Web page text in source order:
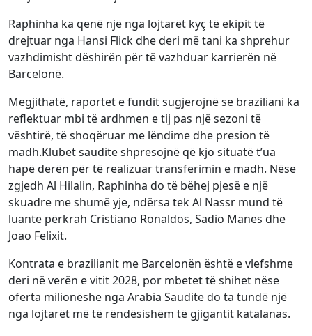
Raphinha ka qenë një nga lojtarët kyç të ekipit të
drejtuar nga Hansi Flick dhe deri më tani ka shprehur
vazhdimisht dëshirën për të vazhduar karrierën në
Barcelonë.
Megjithatë, raportet e fundit sugjerojnë se braziliani ka
reflektuar mbi të ardhmen e tij pas një sezoni të
vështirë, të shoqëruar me lëndime dhe presion të
madh.Klubet saudite shpresojnë që kjo situatë t’ua
hapë derën për të realizuar transferimin e madh. Nëse
zgjedh Al Hilalin, Raphinha do të bëhej pjesë e një
skuadre me shumë yje, ndërsa tek Al Nassr mund të
luante përkrah Cristiano Ronaldos, Sadio Manes dhe
Joao Felixit.
Kontrata e brazilianit me Barcelonën është e vlefshme
deri në verën e vitit 2028, por mbetet të shihet nëse
oferta milionëshe nga Arabia Saudite do ta tundë një
nga lojtarët më të rëndësishëm të gjigantit katalanas.